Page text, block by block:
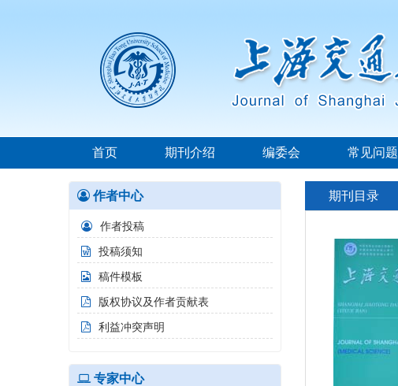
首页 期刊介绍 编委会 常见问题
期刊目录
作者中心
作者投稿
投稿须知
稿件模板
版权协议及作者贡献表
利益冲突声明
专家中心